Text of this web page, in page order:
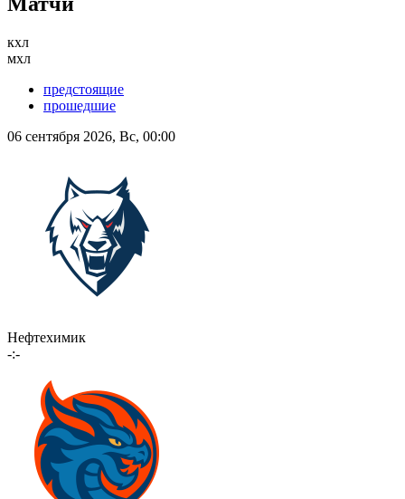
кхл
мхл
предстоящие
прошедшие
06 сентября 2026, Вс, 00:00
Нефтехимик
-:-